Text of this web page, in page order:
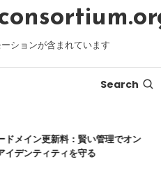
ションが含まれています
Search
ドメイン更新料：賢い管理でオン
イデンティティを守る